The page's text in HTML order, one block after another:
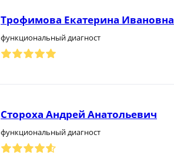
Трофимова Екатерина Ивановна
функциональный диагност
Стороха Андрей Анатольевич
функциональный диагност